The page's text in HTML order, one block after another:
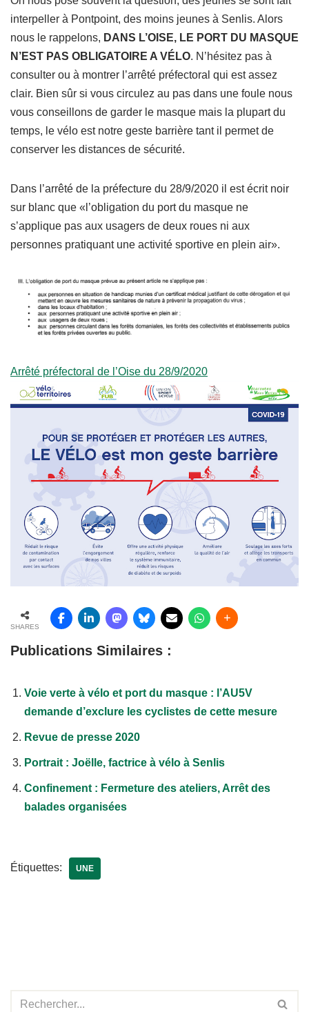
interpeller à Pontpoint, des moins jeunes à Senlis. Alors
nous le rappelons, DANS L’OISE, LE PORT DU MASQUE
N’EST PAS OBLIGATOIRE A VÉLO. N’hésitez pas à
consulter ou à montrer l’arrêté préfectoral qui est assez
clair. Bien sûr si vous circulez au pas dans une foule nous
vous conseillons de garder le masque mais la plupart du
temps, le vélo est notre geste barrière tant il permet de
conserver les distances de sécurité.
Dans l’arrêté de la préfecture du 28/9/2020 il est écrit noir
sur blanc que «l’obligation du port du masque ne
s’applique pas aux usagers de deux roues ni aux
personnes pratiquant une activité sportive en plein air».
Arrêté préfectoral de l’Oise du 28/9/2020
SHARES
Publications Similaires :
Voie verte à vélo et port du masque : l’AU5V
demande d’exclure les cyclistes de cette mesure
Revue de presse 2020
Portrait : Joëlle, factrice à vélo à Senlis
Confinement : Fermeture des ateliers, Arrêt des
balades organisées
Étiquettes: UNE